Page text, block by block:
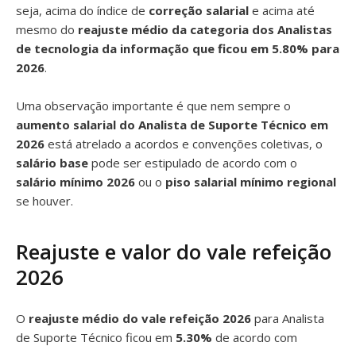
seja, acima do índice de correção salarial e acima até
mesmo do reajuste médio da categoria dos Analistas
de tecnologia da informação que ficou em 5.80% para
2026.
Uma observação importante é que nem sempre o
aumento salarial do Analista de Suporte Técnico em
2026 está atrelado a acordos e convenções coletivas, o
salário base pode ser estipulado de acordo com o
salário mínimo 2026 ou o piso salarial mínimo regional
se houver.
Reajuste e valor do vale refeição
2026
O reajuste médio do vale refeição 2026 para Analista
de Suporte Técnico ficou em 5.30% de acordo com